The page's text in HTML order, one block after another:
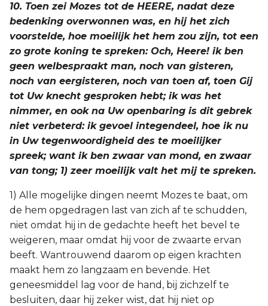
10. Toen zei Mozes tot de HEERE, nadat deze
bedenking overwonnen was, en hij het zich
voorstelde, hoe moeilijk het hem zou zijn, tot een
zo grote koning te spreken: Och, Heere! ik ben
geen welbespraakt man, noch van gisteren,
noch van eergisteren, noch van toen af, toen Gij
tot Uw knecht gesproken hebt; ik was het
nimmer, en ook na Uw openbaring is dit gebrek
niet verbeterd: ik gevoel integendeel, hoe ik nu
in Uw tegenwoordigheid des te moeilijker
spreek; want ik ben zwaar van mond, en zwaar
van tong; 1) zeer moeilijk valt het mij te spreken.
1) Alle mogelijke dingen neemt Mozes te baat, om
de hem opgedragen last van zich af te schudden,
niet omdat hij in de gedachte heeft het bevel te
weigeren, maar omdat hij voor de zwaarte ervan
beeft. Wantrouwend daarom op eigen krachten
maakt hem zo langzaam en bevende. Het
geneesmiddel lag voor de hand, bij zichzelf te
besluiten, daar hij zeker wist, dat hij niet op